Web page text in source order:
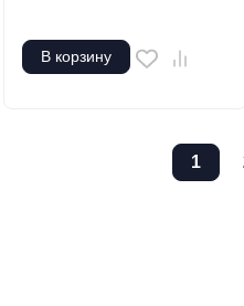
В корзину
1